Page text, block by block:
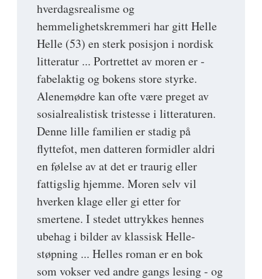
hverdagsrealisme og
hemmelighetskremmeri har gitt Helle
Helle (53) en sterk posisjon i nordisk
litteratur ... Portrettet av moren er ­
fabelaktig og bokens store styrke.
Alenemødre kan ofte være preget av
sosialrealistisk tristesse i litteraturen.
Denne lille familien er stadig på
flyttefot, men datteren formidler aldri
en følelse av at det er traurig eller
fattigslig hjemme. Moren selv vil
hverken klage eller gi etter for
smertene. I stedet uttrykkes hennes
ubehag i bilder av klassisk Helle-
støpning ... Helles roman er en bok
som vokser ved andre gangs lesing - og